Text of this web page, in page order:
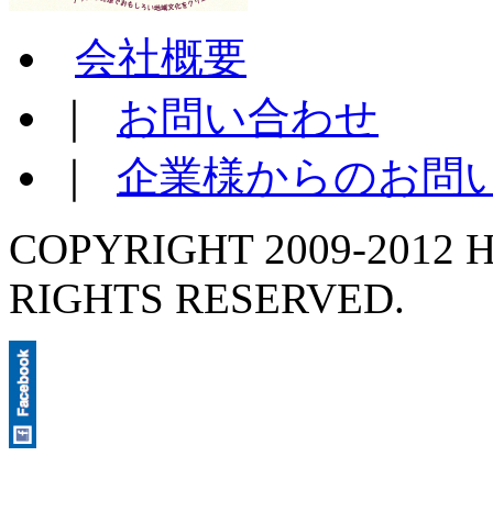
会社概要
お問い合わせ
企業様からのお問
COPYRIGHT 2009-2012
RIGHTS RESERVED.